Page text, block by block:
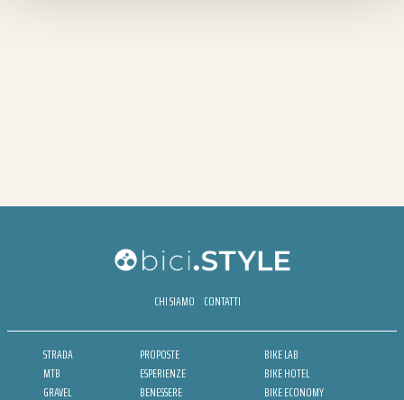
CHI SIAMO CONTATTI
STRADA
MTB
GRAVEL
PROPOSTE
ESPERIENZE
BENESSERE
BIKE LAB
BIKE HOTEL
BIKE ECONOMY